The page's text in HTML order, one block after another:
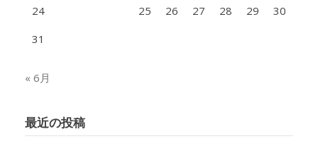
24
25 26 27 28 29
30
31
« 6月
最近の投稿